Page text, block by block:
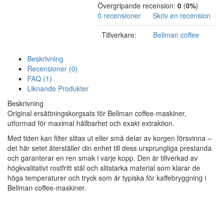
Övergripande recension: 0 (0%)
0 recensioner
Skriv en recension
Tillverkare:
Bellman coffee
Beskrivning
Recensioner (0)
FAQ (1)
Liknande Produkter
Beskrivning
Original ersättningskorgsats för Bellman coffee-maskiner,
utformad för maximal hållbarhet och exakt extraktion.
Med tiden kan filter slitas ut eller små delar av korgen försvinna –
det här setet återställer din enhet till dess ursprungliga prestanda
och garanterar en ren smak i varje kopp. Den är tillverkad av
högkvalitativt rostfritt stål och slitstarka material som klarar de
höga temperaturer och tryck som är typiska för kaffebryggning i
Bellman coffee-maskiner.